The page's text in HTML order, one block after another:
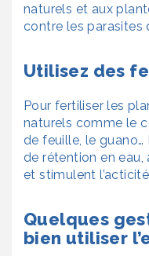
naturels et aux
contre les parasites
Utilisez des
Pour fertiliser les
naturels comme le
de feuille, le
de rétention en
et stimulent
Quelques
bien utiliser